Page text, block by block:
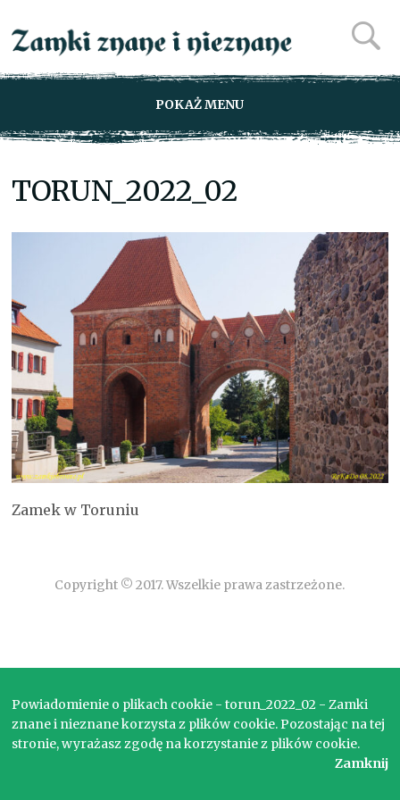
POKAŻ MENU
TORUN_2022_02
Zamek w Toruniu
Copyright © 2017. Wszelkie prawa zastrzeżone.
Powiadomienie o plikach cookie - torun_2022_02 - Zamki
znane i nieznane korzysta z plików cookie. Pozostając na tej
stronie, wyrażasz zgodę na korzystanie z plików cookie.
Zamknij